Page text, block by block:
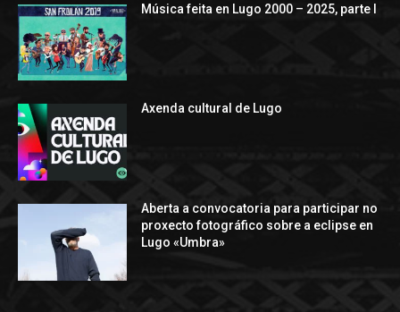
Música feita en Lugo 2000 – 2025, parte I
Axenda cultural de Lugo
Aberta a convocatoria para participar no
proxecto fotográfico sobre a eclipse en
Lugo «Umbra»